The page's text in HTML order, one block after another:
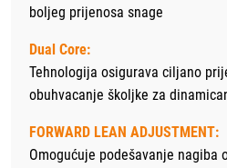
boljeg prijenosa snage
Dual Core:
Tehnologija osigurava ciljano
obuhvacanje školjke za
FORWARD LEAN ADJUSTMENT:
Omogućuje podešavanje nagiba